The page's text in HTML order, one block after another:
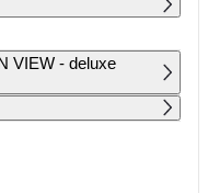
76 339 70 879
11 12 13
VIEW - deluxe